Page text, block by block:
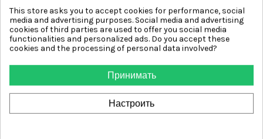
Other products from same
category
-42,00 € -42,00 €
This store asks you to accept cookies for performance, social
media and advertising purposes. Social media and advertising
cookies of third parties are used to offer you social media
functionalities and personalized ads. Do you accept these
cookies and the processing of personal data involved?
Принимать
Настроить